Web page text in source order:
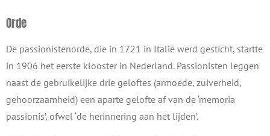
Orde
De passionistenorde, die in 1721 in Italië werd gesticht, startte
in 1906 het eerste klooster in Nederland. Passionisten leggen
naast de gebruikelijke drie geloftes (armoede, zuiverheid,
gehoorzaamheid) een aparte gelofte af van de ‘memoria
passionis’, ofwel ‘de herinnering aan het lijden’.